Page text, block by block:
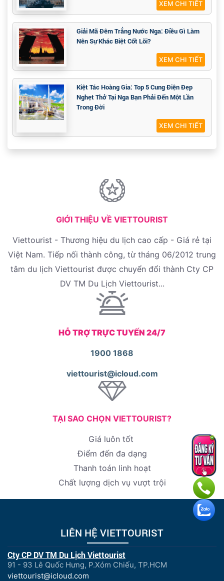
XEM CHI TIẾT
Giải Mã Đêm Trắng Nước Nga: Điều Gì Làm
Nên Sự Khác Biệt Cốt Lõi?
XEM CHI TIẾT
Kiệt Tác Hoàng Gia: Top 5 Cung Điện Đẹp
Nghẹt Thở Tại Nga Bạn Phải Đến Một Lần
Trong Đời
XEM CHI TIẾT
GIỚI THIỆU VỀ VIETTOURIST
Viettourist - Thương hiệu du lịch cao cấp - Giá rẻ tại
Việt Nam. Tiếp nối thành công, từ tháng 06/2012 trung
tâm du lịch Viettourist được chuyển đổi thành Cty CP
DV TM Du Lịch Viettourist...
HỖ TRỢ TRỰC TUYẾN 24/7
1900 1868
viettourist@icloud.com
TẠI SAO CHỌN VIETTOURIST?
Giá luôn tốt
Điểm đến đa dạng
Thanh toán linh hoạt
Chất lượng dịch vụ vượt trội
LIÊN HỆ VIETTOURIST
Cty CP DV TM Du Lịch Viettourist
91 - 93 Lê Quốc Hưng, P.Xóm Chiếu, TP.HCM
viettourist@icloud.com